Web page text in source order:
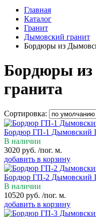
Главная
Каталог
Гранит
Дымовский гранит
Бордюры из
Бордюры из
гранита
Сортировка:
Бордюр ГП-1 Дымовский
В наличии
3020 руб. /пог. м.
добавить в корзину
Бордюр ГП-2 Дымовский
В наличии
10520 руб. /пог. м.
добавить в корзину